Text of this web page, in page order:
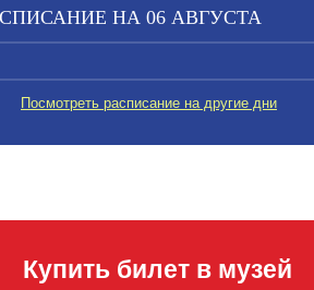
НА 06 АВГУСТА
Посмотреть расписание на другие дни
Купить билет в музей